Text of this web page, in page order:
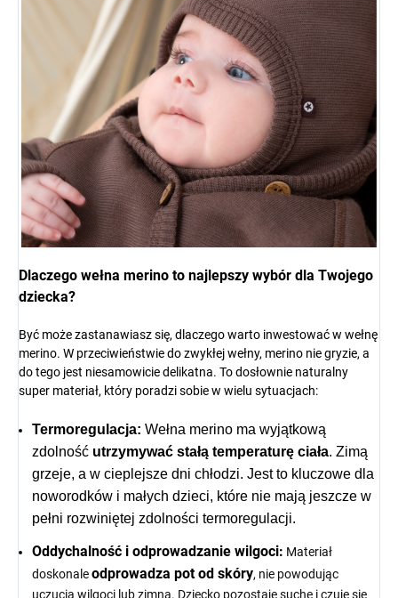
Dlaczego wełna merino to najlepszy wybór dla Twojego
dziecka?
Być może zastanawiasz się, dlaczego warto inwestować w wełnę
merino. W przeciwieństwie do zwykłej wełny, merino nie gryzie, a
do tego jest niesamowicie delikatna. To dosłownie naturalny
super materiał, który poradzi sobie w wielu sytuacjach:
Termoregulacja: Wełna merino ma wyjątkową
zdolność utrzymywać stałą temperaturę ciała. Zimą
grzeje, a w cieplejsze dni chłodzi. Jest to kluczowe dla
noworodków i małych dzieci, które nie mają jeszcze w
pełni rozwiniętej zdolności termoregulacji.
Oddychalność i odprowadzanie wilgoci: Materiał
doskonaleodprowadza pot od skóry, nie powodując
uczucia wilgoci lub zimna. Dziecko pozostaje suche i czuje się